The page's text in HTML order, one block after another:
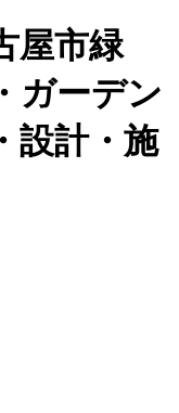
屋市緑
ガーデン
設計・施